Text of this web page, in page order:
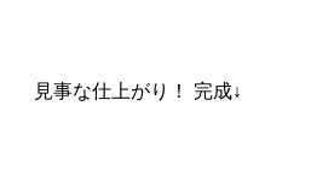
見事な仕上がり！ 完成↓